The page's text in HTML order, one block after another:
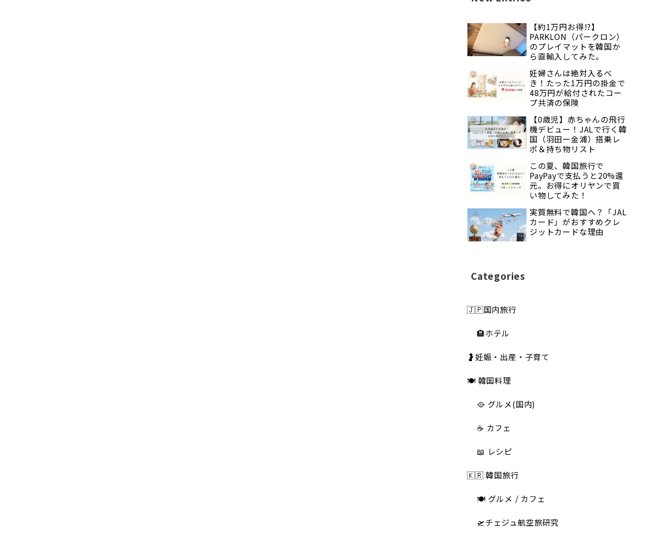
【約1万円お得!?】
PARKLON（パークロン）
のプレイマットを韓国か
ら直輸入してみた。
妊婦さんは絶対入るべ
き！たった1万円の掛金で
48万円が給付されたコー
プ共済の保険
【0歳児】赤ちゃんの飛行
機デビュー！JALで行く韓
国（羽田ー金浦）搭乗レ
ポ＆持ち物リスト
この夏、韓国旅行で
PayPayで支払うと20%還
元。お得にオリヤンで買
い物してみた！
実質無料で韓国へ？「JAL
カード」がおすすめクレ
ジットカードな理由
Categories
🇯🇵国内旅行
🏨ホテル
🤰妊娠・出産・子育て
🍽 韓国料理
🥘 グルメ(国内)
☕️ カフェ
📖 レシピ
🇰🇷 韓国旅行
🍽 グルメ / カフェ
🛫チェジュ航空旅研究